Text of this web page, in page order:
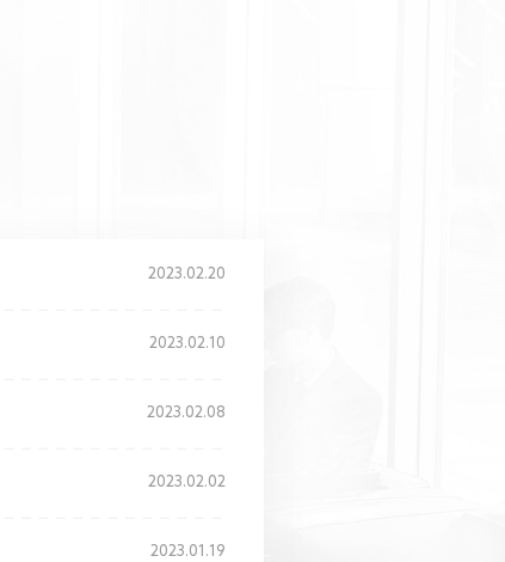
2023.02.20
2023.02.10
2023.02.08
2023.02.02
2023.01.19